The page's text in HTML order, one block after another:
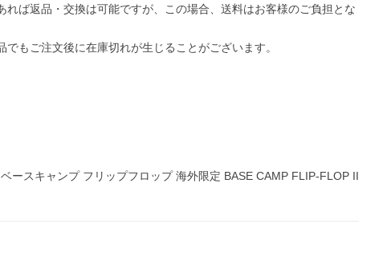
ば返品・交換は可能ですが、この場合、送料はお客様のご負担とな
もご注文後に在庫切れが生じることがございます。
ースキャンプ フリップフロップ 海外限定 BASE CAMP FLIP-FLOP II